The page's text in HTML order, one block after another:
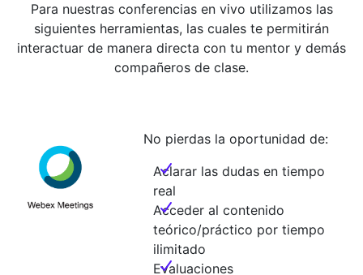
Para nuestras conferencias en vivo utilizamos las
siguientes herramientas, las cuales te permitirán
interactuar de manera directa con tu mentor y demás
compañeros de clase.
No pierdas la oportunidad de:
Aclarar las dudas en tiempo
real
Acceder al contenido
teórico/práctico por tiempo
ilimitado
Evaluaciones